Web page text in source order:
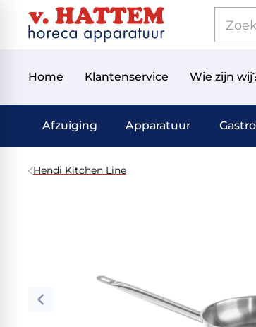
Home Klantenservice Wie zijn
Afzuiging Apparatuur
Hendi Kitchen Line